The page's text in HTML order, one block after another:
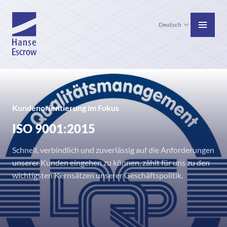
Deutsch
Kundenorientierung im Fokus
ISO 9001:2015
Schnell, verbindlich und zuverlässig auf die Anforderungen
unserer Kunden eingehen zu können, zählt für uns zu den
wichtigsten Kernsätzen unserer Geschäftspolitik.